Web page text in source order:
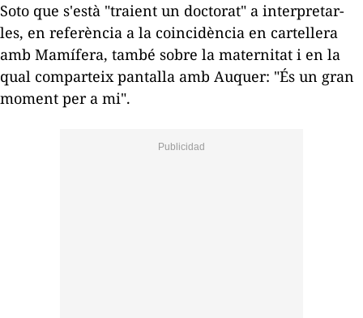
Soto que s'està "traient un doctorat" a interpretar-
les, en referència a la coincidència en cartellera
amb Mamífera, també sobre la maternitat i en la
qual comparteix pantalla amb Auquer: "És un gran
moment per a mi".